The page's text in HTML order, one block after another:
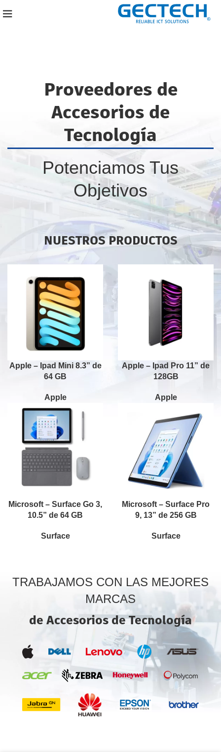
Proveedores de
Accesorios de
Tecnología
Potenciamos Tus
Objetivos
NUESTROS PRODUCTOS
Apple – Ipad Mini 8.3” de
64 GB
Apple
Apple – Ipad Pro 11” de
128GB
Apple
Microsoft – Surface Go 3,
10.5” de 64 GB
Surface
Microsoft – Surface Pro
9, 13” de 256 GB
Surface
TRABAJAMOS CON LAS MEJORES
MARCAS
de Accesorios de Tecnología